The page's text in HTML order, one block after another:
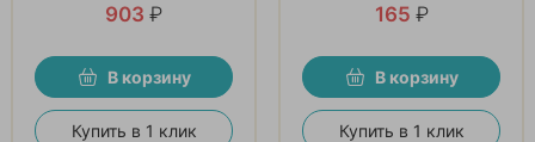
903 ₽
В корзину
Купить в 1 клик
165 ₽
В корзину
Купить в 1 клик